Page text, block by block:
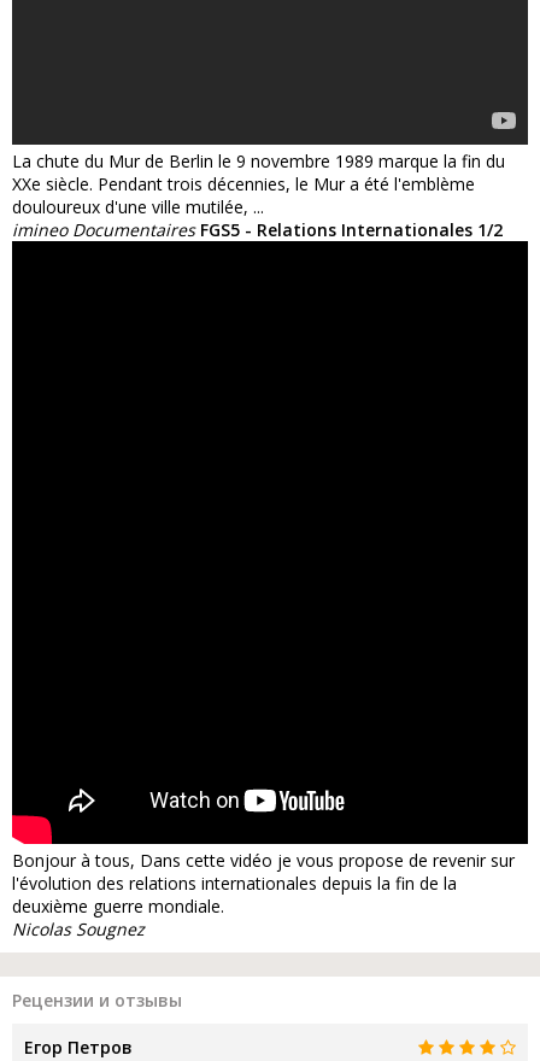
La chute du Mur de Berlin le 9 novembre 1989 marque la fin du
XXe siècle. Pendant trois décennies, le Mur a été l'emblème
douloureux d'une ville mutilée, ...
imineo Documentaires FGS5 - Relations Internationales 1/2
Bonjour à tous, Dans cette vidéo je vous propose de revenir sur
l'évolution des relations internationales depuis la fin de la
deuxième guerre mondiale.
Nicolas Sougnez
Рецензии и отзывы
Егор Петров